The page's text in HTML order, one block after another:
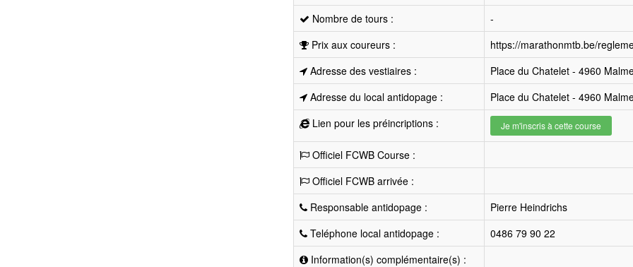
Nombre de tours :
-
Prix aux coureurs :
https://marathonmtb.be/
Adresse des vestiaires :
Place du Chatelet - 4960
Adresse du local antidopage :
Place du Chatelet - 4960
Lien pour les préincriptions :
Je m'inscris à cette course
Officiel FCWB Course :
Officiel FCWB arrivée :
Responsable antidopage :
Pierre Heindrichs
Teléphone local antidopage :
0486 79 90 22
Information(s) complémentaire(s) :